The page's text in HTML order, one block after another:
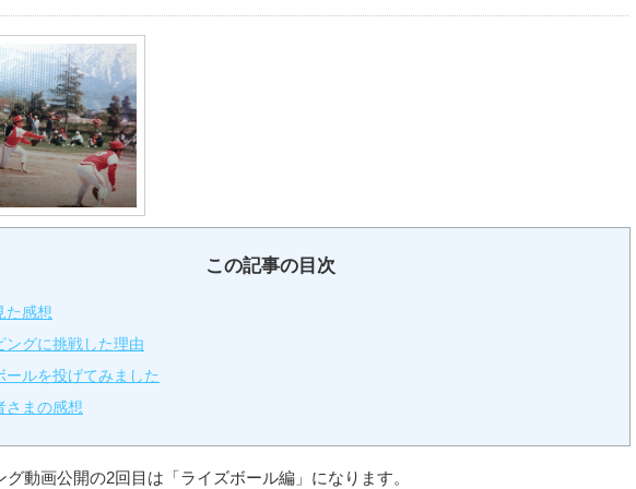
この記事の目次
た感想
ングに挑戦した理由
ールを投げてみました
さまの感想
グ動画公開の2回目は「ライズボール編」になります。